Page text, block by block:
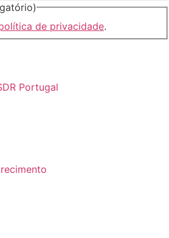
de privacidade.
Portugal